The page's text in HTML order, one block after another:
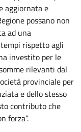
aggiornata e
possano non
ad una
rispetto agli
investito per le
rilevanti dal
provinciale per
e dello stesso
contributo che
forza”.